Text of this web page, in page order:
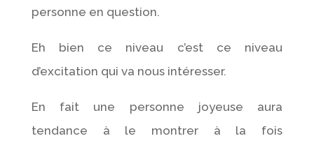
personne en question.
Eh bien ce niveau c’est ce niveau
d’excitation qui va nous intéresser.
En fait une personne joyeuse aura
tendance à le montrer à la fois